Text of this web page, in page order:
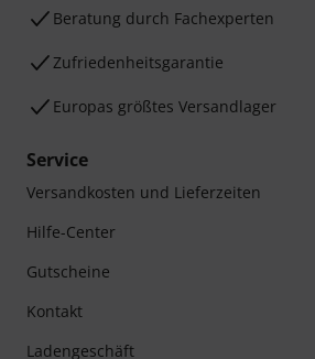
Beratung durch Fachexperten
Zufriedenheitsgarantie
Europas größtes Versandlager
Service
Versandkosten und Lieferzeiten
Hilfe-Center
Gutscheine
Kontakt
Ladengeschäft